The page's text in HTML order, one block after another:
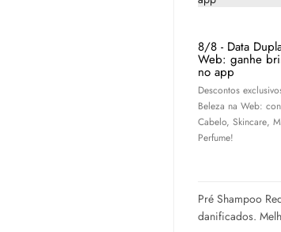
8/8 - Data
Web: ganhe
no app
Descontos
Beleza na Web:
Cabelo, Skincare,
Perfume!
Pré Shampoo
danificados.